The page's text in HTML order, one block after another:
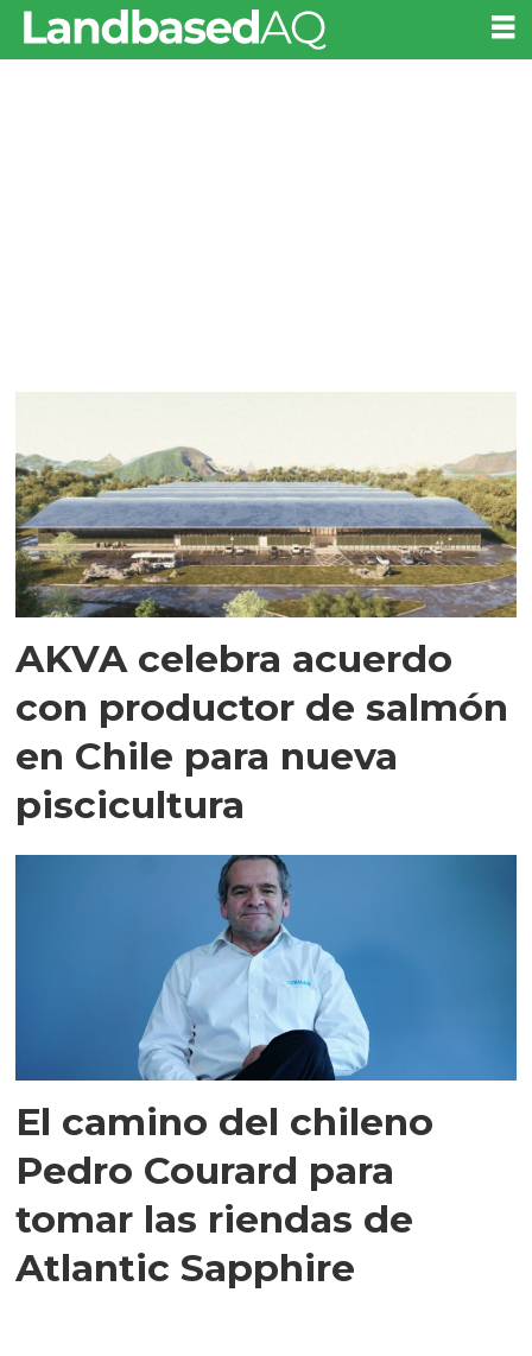
AKVA celebra acuerdo
con productor de salmón
en Chile para nueva
piscicultura
El camino del chileno
Pedro Courard para
tomar las riendas de
Atlantic Sapphire